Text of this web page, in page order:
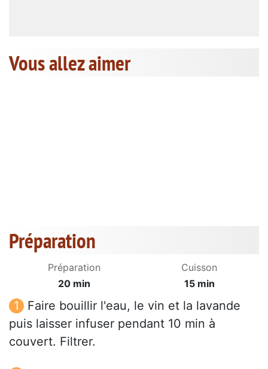
Vous allez aimer
Préparation
Préparation
20 min
Cuisson
15 min
Faire bouillir l'eau, le vin et la lavande
puis laisser infuser pendant 10 min à
couvert. Filtrer.